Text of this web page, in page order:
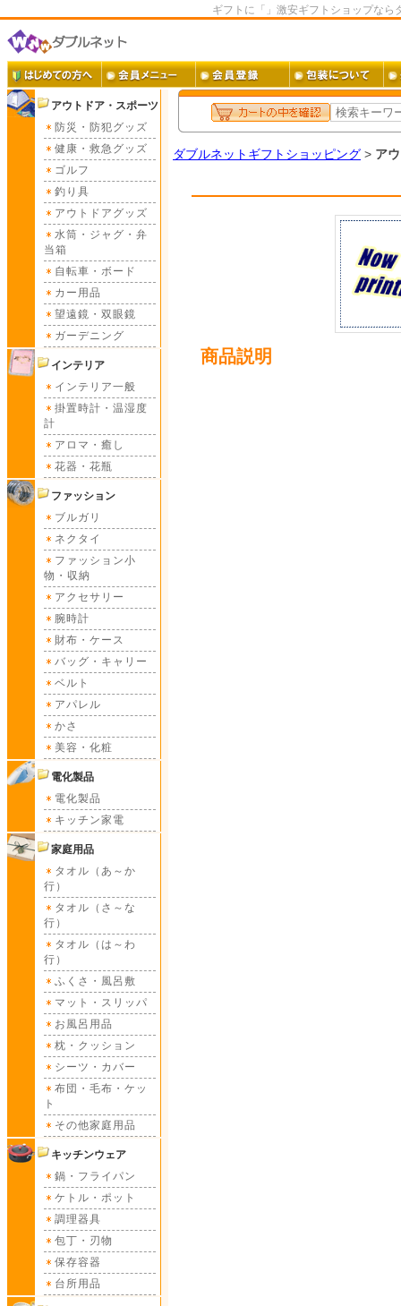
ギフトに「」激安ギフトショップなら
アウトドア・スポーツ
防災・防犯グッズ
健康・救急グッズ
ゴルフ
釣り具
アウトドアグッズ
水筒・ジャグ・弁
当箱
自転車・ボード
カー用品
望遠鏡・双眼鏡
ガーデニング
インテリア
インテリア一般
掛置時計・温湿度
計
アロマ・癒し
花器・花瓶
ファッション
ブルガリ
ネクタイ
ファッション小
物・収納
アクセサリー
腕時計
財布・ケース
バッグ・キャリー
ベルト
アパレル
かさ
美容・化粧
電化製品
電化製品
キッチン家電
家庭用品
タオル（あ～か
行）
タオル（さ～な
行）
タオル（は～わ
行）
ふくさ・風呂敷
マット・スリッパ
お風呂用品
枕・クッション
シーツ・カバー
布団・毛布・ケッ
ト
その他家庭用品
キッチンウェア
鍋・フライパン
ケトル・ポット
調理器具
包丁・刃物
保存容器
台所用品
ダブルネットギフトショッピング > ア
商品説明